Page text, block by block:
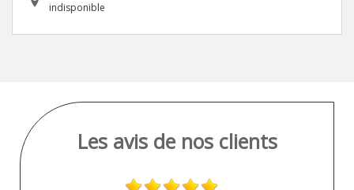
indisponible
Les avis de nos clients